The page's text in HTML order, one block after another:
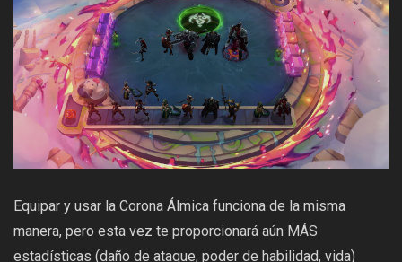
Equipar y usar la Corona Álmica funciona de la misma
manera, pero esta vez te proporcionará aún MÁS
estadísticas (daño de ataque, poder de habilidad, vida)